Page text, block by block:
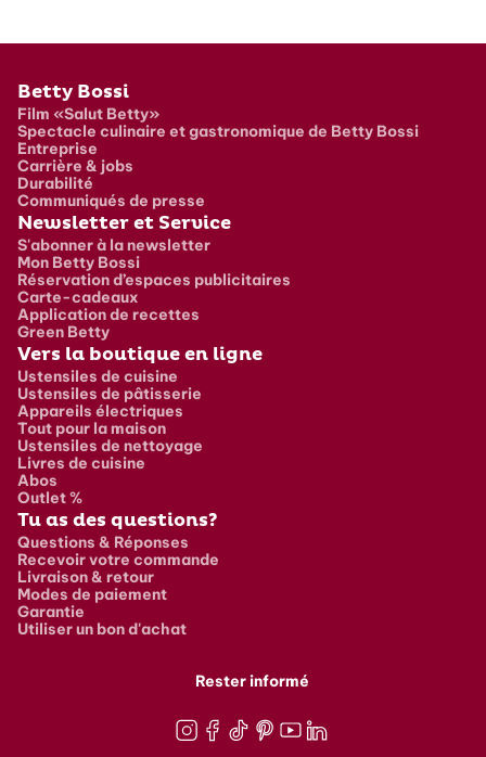
Pied de page
Betty Bossi
Film «Salut Betty»
Spectacle culinaire et gastronomique de Betty Bossi
Entreprise
Carrière & jobs
Durabilité
Communiqués de presse
Newsletter et Service
S'abonner à la newsletter
Mon Betty Bossi
Réservation d’espaces publicitaires
Carte-cadeaux
Application de recettes
Green Betty
Vers la boutique en ligne
Ustensiles de cuisine
Ustensiles de pâtisserie
Appareils électriques
Tout pour la maison
Ustensiles de nettoyage
Livres de cuisine
Abos
Outlet %
Tu as des questions?
Questions & Réponses
Recevoir votre commande
Livraison & retour
Modes de paiement
Garantie
Utiliser un bon d'achat
Rester informé